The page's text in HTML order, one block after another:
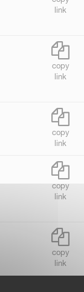
link
copy
link
copy
link
copy
link
copy
link